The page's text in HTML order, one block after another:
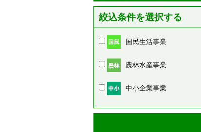
絞込条件を選択する
国民生活事業
農林水産事業
中小企業事業